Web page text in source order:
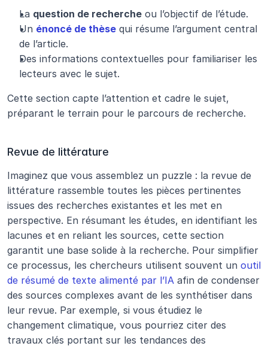
La question de recherche ou l’objectif de l’étude.
Un énoncé de thèse qui résume l’argument central
de l’article.
Des informations contextuelles pour familiariser les
lecteurs avec le sujet.
Cette section capte l’attention et cadre le sujet,
préparant le terrain pour le parcours de recherche.
Revue de littérature
Imaginez que vous assemblez un puzzle : la revue de
littérature rassemble toutes les pièces pertinentes
issues des recherches existantes et les met en
perspective. En résumant les études, en identifiant les
lacunes et en reliant les sources, cette section
garantit une base solide à la recherche. Pour simplifier
ce processus, les chercheurs utilisent souvent un outil
de résumé de texte alimenté par l’IA afin de condenser
des sources complexes avant de les synthétiser dans
leur revue. Par exemple, si vous étudiez le
changement climatique, vous pourriez citer des
travaux clés portant sur les tendances des